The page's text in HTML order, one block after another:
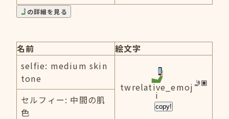
の詳細を見る
名前
絵文字
selfie: medium skin
tone
twrelative_emoj
i
copy!
セルフィー: 中間の肌
色